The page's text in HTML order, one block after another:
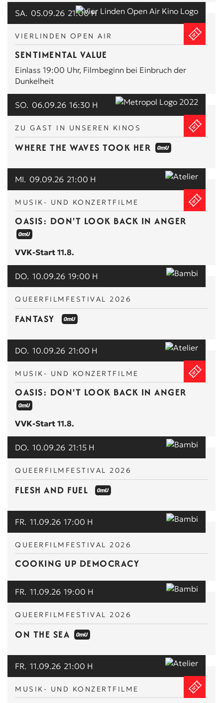
VIERLINDEN OPEN AIR
SENTIMENTAL VALUE
Einlass 19:00 Uhr, Filmbeginn bei Einbruch der
Dunkelheit
SA. 05.09.26 21:00 H
ZU GAST IN UNSEREN KINOS
WHERE THE WAVES TOOK HER
SO. 06.09.26 16:30 H
MUSIK- UND KONZERTFILME
OASIS: DON'T LOOK BACK IN ANGER
VVK-Start 11.8.
MI. 09.09.26 21:00 H
QUEERFILMFESTIVAL 2026
FANTASY
DO. 10.09.26 19:00 H
MUSIK- UND KONZERTFILME
OASIS: DON'T LOOK BACK IN ANGER
VVK-Start 11.8.
DO. 10.09.26 21:00 H
QUEERFILMFESTIVAL 2026
FLESH AND FUEL
DO. 10.09.26 21:15 H
QUEERFILMFESTIVAL 2026
COOKING UP DEMOCRACY
FR. 11.09.26 17:00 H
QUEERFILMFESTIVAL 2026
ON THE SEA
FR. 11.09.26 19:00 H
MUSIK- UND KONZERTFILME
FR. 11.09.26 21:00 H